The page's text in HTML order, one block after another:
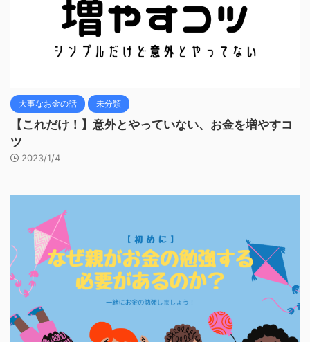
大事なお金の話 未分類
【これだけ！】意外とやっていない、お金を増やすコ
ツ
2023/1/4